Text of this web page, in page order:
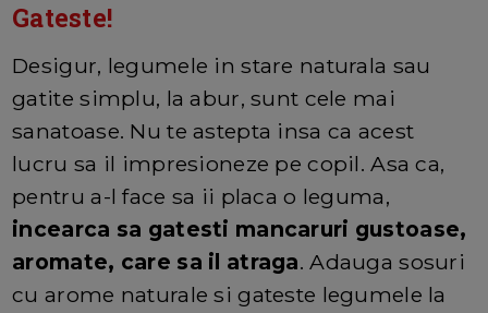
Gateste!
Desigur, legumele in stare naturala sau
gatite simplu, la abur, sunt cele mai
sanatoase. Nu te astepta insa ca acest
lucru sa il impresioneze pe copil. Asa ca,
pentru a-l face sa ii placa o leguma,
incearca sa gatesti mancaruri gustoase,
aromate, care sa il atraga. Adauga sosuri
cu arome naturale si gateste legumele la